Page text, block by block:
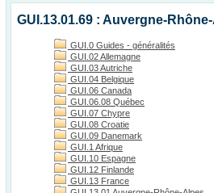
GUI.13.01.69 : Auvergne-
GUI.0 Guides - généralités
GUI.02 Allemagne
GUI.03 Autriche
GUI.04 Belgique
GUI.06 Canada
GUI.06.08 Québec
GUI.07 Chypre
GUI.08 Croatie
GUI.09 Danemark
GUI.1 Afrique
GUI.10 Espagne
GUI.12 Finlande
GUI.13 France